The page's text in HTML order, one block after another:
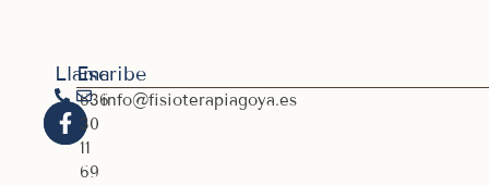
Llama
636
30
11
69
Escribe
info@fisioterapiagoya.es